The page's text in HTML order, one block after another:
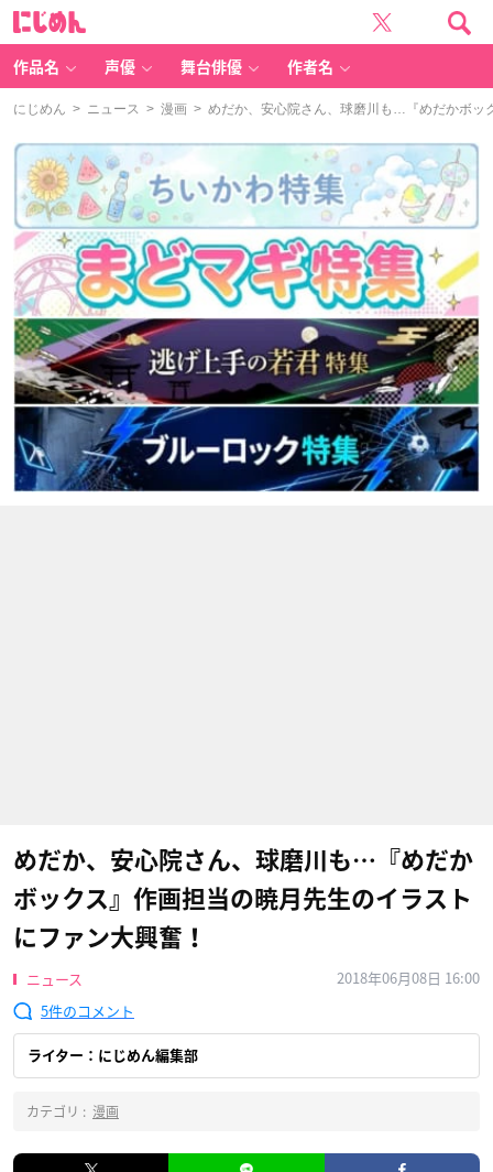
作品名 声優 舞台俳優 作者名
にじめん > ニュース > 漫画 > めだか、安心院さん、球磨川も…『めだかボッ
めだか、安心院さん、球磨川も…『めだか
ボックス』作画担当の暁月先生のイラスト
にファン大興奮！
ニュース
2018年06月08日 16:00
5
ライター：にじめん編集部
カテゴリ : 漫画